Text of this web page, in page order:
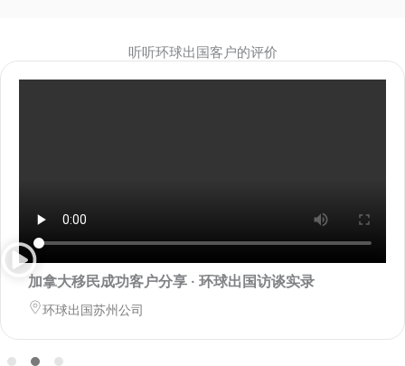
听听环球出国客户的评价
加拿大移民成功客户分享 · 环球出国访谈实录
环球出国苏州公司